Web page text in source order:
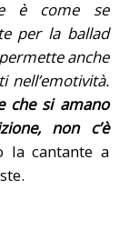
è come se
per la ballad
anche
nell’emotività.
che si amano
non c’è
la cantante a